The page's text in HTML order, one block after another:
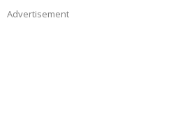
Advertisement